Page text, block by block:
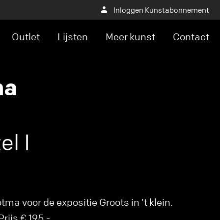
Inloggen Kunstabonnement
Outlet Lijsten Meer kunst Contact
I
voor de expositie Groots in ’t klein.